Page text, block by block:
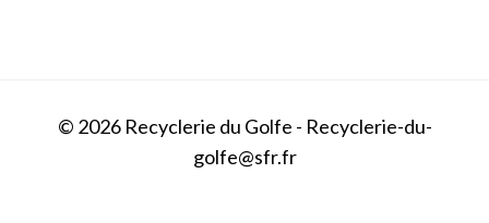
© 2026 Recyclerie du Golfe - Recyclerie-du-
golfe@sfr.fr